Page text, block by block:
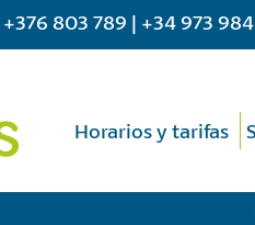
+376 803 789 | +34 973
Horarios y tarifas